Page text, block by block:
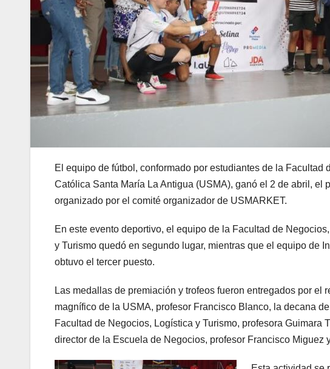
El equipo de fútbol, conformado por estudiantes de la
Católica Santa María La Antigua (USMA), ganó el 2 de abril, el
organizado por el comité organizador de USMARKET.
En este evento deportivo, el equipo de la Facultad de
y Turismo quedó en segundo lugar, mientras que el equipo de
obtuvo el tercer puesto.
Las medallas de premiación y trofeos fueron entregados por el
magnífico de la USMA, profesor Francisco Blanco, la decana
Facultad de Negocios, Logística y Turismo, profesora Guimara
director de la Escuela de Negocios, profesor Francisco Miguez